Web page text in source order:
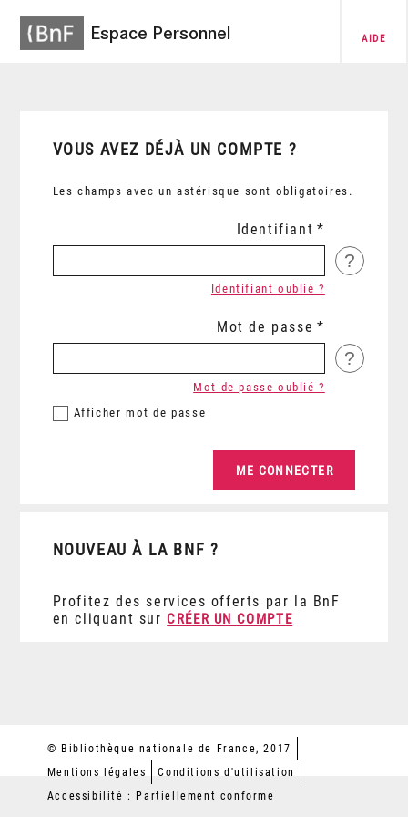
Espace Personnel AIDE
VOUS AVEZ DÉJÀ UN COMPTE ?
Les champs avec un astérisque sont obligatoires.
Identifiant
?
Identifiant oublié ?
Mot de passe
?
Afficher mot de passe
Mot de passe oublié ?
NOUVEAU À LA BNF ?
Profitez des services offerts par la BnF
en cliquant sur CRÉER UN COMPTE
© Bibliothèque nationale de France, 2017
Mentions légales
Conditions d'utilisation
Accessibilité : Partiellement conforme